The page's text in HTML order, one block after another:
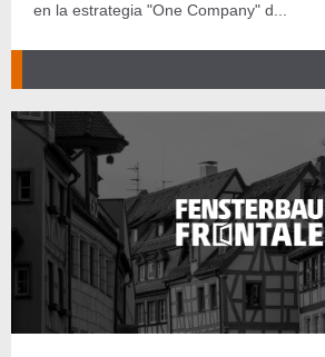
en la estrategia "One Company" d...